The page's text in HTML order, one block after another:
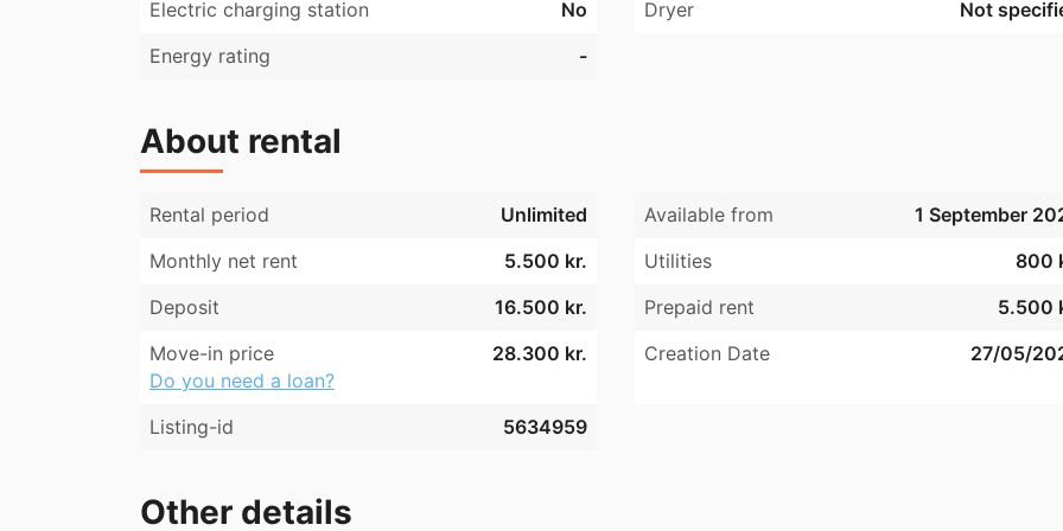
Electric charging station
No Dryer
Not
Energy rating
-
About rental
Rental period Unlimited Available from
1 September
Monthly net rent
5.500 kr. Utilities
800
Deposit
16.500 kr. Prepaid rent
5.500
Move-in price
28.300 kr.
Do you need a loan?
Creation Date 27/05/
Listing-id 5634959
Other details